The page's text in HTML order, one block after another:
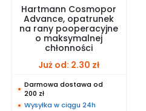
Hartmann Cosmopor
Advance, opatrunek
na rany pooperacyjne
o maksymalnej
chłonności
Już od: 2.30 zł
Darmowa dostawa od
200 zł
Wysyłka w ciągu 24h